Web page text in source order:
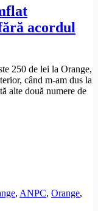
acordul
250 de lei la Orange,
când m-am dus la
alte două numere de
, ANPC, Orange,